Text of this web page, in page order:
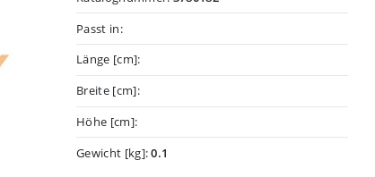
Passt in:
Länge [cm]:
Breite [cm]:
Höhe [cm]:
Gewicht [kg]:0.1